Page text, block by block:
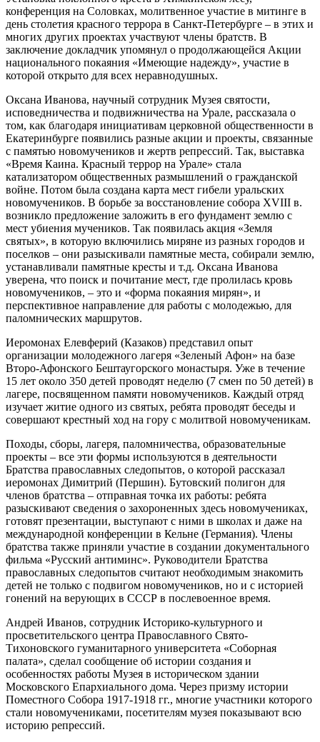
конференция на Соловках, молитвенное участие в митинге в
день столетия красного террора в Санкт-Петербурге – в этих и
многих других проектах участвуют члены братств. В
заключение докладчик упомянул о продолжающейся Акции
национального покаяния «Имеющие надежду», участие в
которой открыто для всех неравнодушных.
Оксана Иванова, научный сотрудник Музея святости,
исповедничества и подвижничества на Урале, рассказала о
том, как благодаря инициативам церковной общественности в
Екатеринбурге появились разные акции и проекты, связанные
с памятью новомучеников и жертв репрессий. Так, выставка
«Время Каина. Красный террор на Урале» стала
катализатором общественных размышлений о гражданской
войне. Потом была создана карта мест гибели уральских
новомучеников. В борьбе за восстановление собора XVIII в.
возникло предложение заложить в его фундамент землю с
мест убиения мучеников. Так появилась акция «Земля
святых», в которую включились миряне из разных городов и
поселков – они разыскивали памятные места, собирали землю,
устанавливали памятные кресты и т.д. Оксана Иванова
уверена, что поиск и почитание мест, где пролилась кровь
новомучеников, – это и «форма покаяния мирян», и
перспективное направление для работы с молодежью, для
паломнических маршрутов.
Иеромонах Елевферий (Казаков) представил опыт
организации молодежного лагеря «Зеленый Афон» на базе
Второ-Афонского Бештаугорского монастыря. Уже в течение
15 лет около 350 детей проводят неделю (7 смен по 50 детей) в
лагере, посвященном памяти новомучеников. Каждый отряд
изучает житие одного из святых, ребята проводят беседы и
совершают крестный ход на гору с молитвой новомученикам.
Походы, сборы, лагеря, паломничества, образовательные
проекты – все эти формы используются в деятельности
Братства православных следопытов, о которой рассказал
иеромонах Димитрий (Першин). Бутовский полигон для
членов братства – отправная точка их работы: ребята
разыскивают сведения о захороненных здесь новомучениках,
готовят презентации, выступают с ними в школах и даже на
международной конференции в Кельне (Германия). Члены
братства также приняли участие в создании документального
фильма «Русский антиминс». Руководители Братства
православных следопытов считают необходимым знакомить
детей не только с подвигом новомучеников, но и с историей
гонений на верующих в СССР в послевоенное время.
Андрей Иванов, сотрудник Историко-культурного и
просветительского центра Православного Свято-
Тихоновского гуманитарного университета «Соборная
палата», сделал сообщение об истории создания и
особенностях работы Музея в историческом здании
Московского Епархиального дома. Через призму истории
Поместного Собора 1917-1918 гг., многие участники которого
стали новомучениками, посетителям музея показывают всю
историю репрессий.